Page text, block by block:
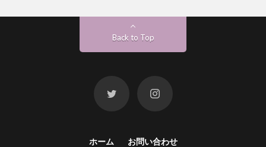
Back to Top
ホーム お問い合わせ